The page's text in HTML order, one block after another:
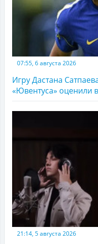
07:55, 6 августа 2026
Игру Дастана
«Ювентуса» оценили
21:14, 5 августа 2026